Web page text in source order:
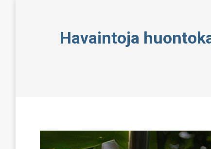
Havaintoja